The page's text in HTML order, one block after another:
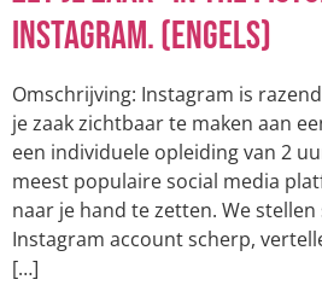
Instagram. (Engels)
Omschrijving: Instagram is
je zaak zichtbaar te maken aan
een individuele opleiding van 2
meest populaire social media
naar je hand te zetten. We stellen
Instagram account scherp,
[…]